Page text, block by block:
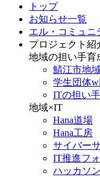
トップ
お知らせ一覧
エル・コミュニ
プロジェクト紹
地域の担い手育
鯖江市地
学生団体
ITの担い
地域×IT
Hana道場
Hana工房
サイバー
IT推進フ
ハッカソ